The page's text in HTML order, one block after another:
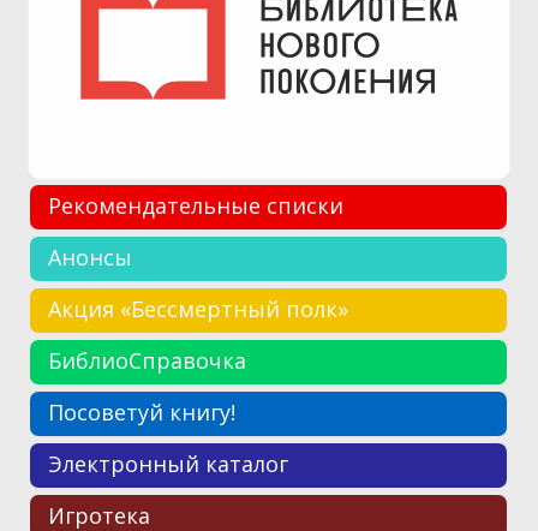
Рекомендательные списки
Анонсы
Акция «Бессмертный полк»
БиблиоСправочка
Посоветуй книгу!
Электронный каталог
Игротека